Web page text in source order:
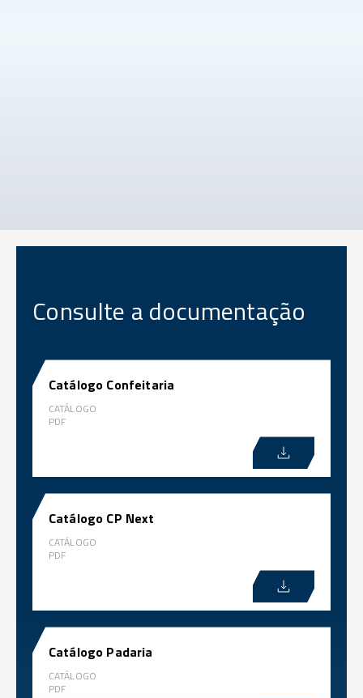
Consulte a documentação
Catálogo Confeitaria
CATÁLOGO
PDF
Catálogo CP Next
CATÁLOGO
PDF
Catálogo Padaria
CATÁLOGO
PDF